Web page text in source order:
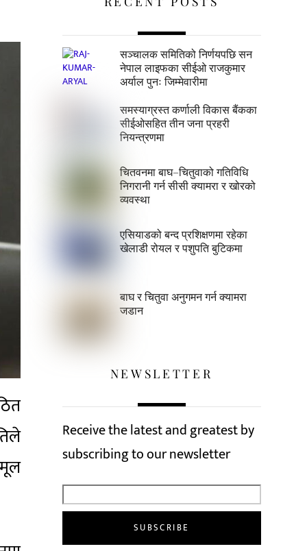
सञ्चालक समितिको निर्णयपछि सन
नेपाल लाइफका सीईओ राजकुमार
अर्याल पुनः जिम्मेवारीमा
समस्याग्रस्त कर्णाली विकास बैंकका
सीईओसहित तीन जना प्रहरी
नियन्त्रणमा
चितवनमा बाघ–चितुवाको गतिविधि
निगरानी गर्न सीसी क्यामरा र खोरको
व्यवस्था
एसियाडको बन्द प्रशिक्षणमा रहेका
खेलाडी रोयल र पशुपति बुटिकमा
बाघ र चितुवा अनुगमन गर्न क्यामरा
जडान
NEWSLETTER
Receive the latest and greatest by
subscribing to our newsletter